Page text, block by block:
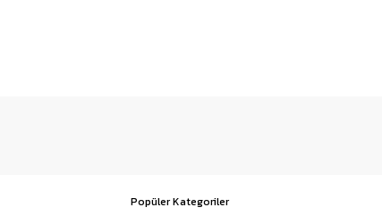
Popüler Kategoriler